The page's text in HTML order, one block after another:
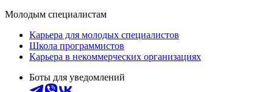
Молодым специалистам
Карьера для молодых специалистов
Школа программистов
Карьера в некоммерческих организациях
Боты для уведомлений